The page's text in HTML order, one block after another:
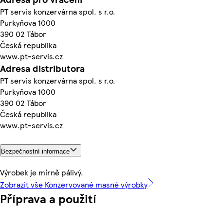
PT servis konzervárna spol. s r.o.
Purkyňova 1000
390 02 Tábor
Česká republika
www.pt-servis.cz
Adresa distributora
PT servis konzervárna spol. s r.o.
Purkyňova 1000
390 02 Tábor
Česká republika
www.pt-servis.cz
Bezpečnostní informace
Výrobek je mírně pálivý.
Zobrazit vše Konzervované masné výrobky
Příprava a použití